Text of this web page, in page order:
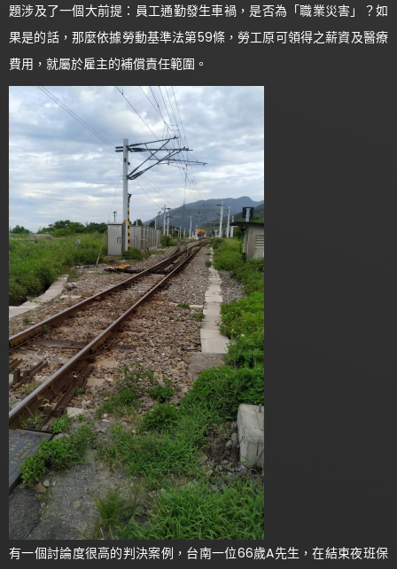
題涉及了一個大前提：員工通勤發生車禍，是否為「職業災害」？如
果是的話，那麼依據勞動基準法第59條，勞工原可領得之薪資及醫療
費用，就屬於雇主的補償責任範圍。
有一個討論度很高的判決案例，台南一位66歲A先生，在結束夜班保